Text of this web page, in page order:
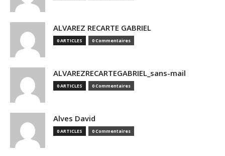
ALVAREZ RECARTE GABRIEL
0 ARTICLES 0 Commentaires
ALVAREZRECARTEGABRIEL_sans-mail
0 ARTICLES 0 Commentaires
Alves David
0 ARTICLES 0 Commentaires